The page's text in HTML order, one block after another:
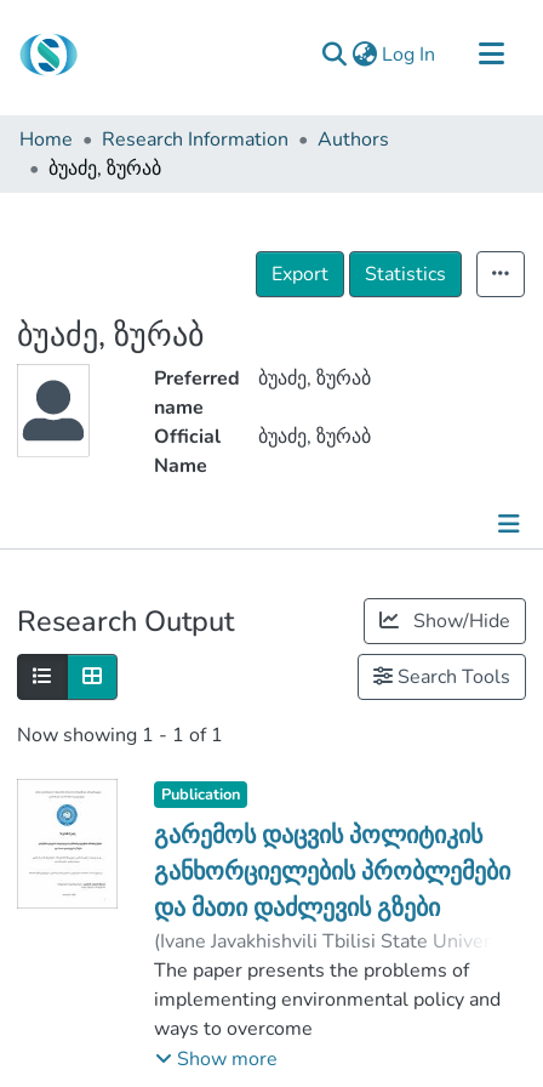
Log In (current)
Communities & Collections
Browse
Home Research Information
Authors
ბუაძე, ზურაბ
Export Statistics
ბუაძე, ზურაბ
Preferred
name
ბუაძე, ზურაბ
Official
Name
ბუაძე, ზურაბ
Research Output Show/Hide
Search Tools
Now showing 1 - 1 of 1
Publication
გარემოს დაცვის პოლიტიკის
განხორციელების პრობლემები
და მათი დაძლევის გზები
(Ivane Javakhishvili Tbilisi State University
2020)ბუაძე, ზურაბ
;
ერქომაიშვილი, გულნაზ
;
Faculty of Economics and Business
Ivane Javakhishvili Tbilisi State University
The paper presents the problems of
implementing environmental policy and
ways to overcome
them in Georgia. The causes of
Show more